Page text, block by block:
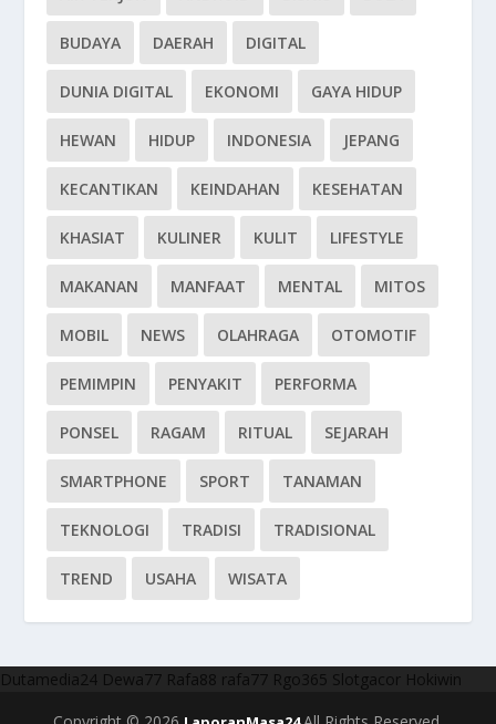
BUDAYA DAERAH DIGITAL
DUNIA DIGITAL EKONOMI GAYA HIDUP
HEWAN HIDUP INDONESIA JEPANG
KECANTIKAN KEINDAHAN KESEHATAN
KHASIAT KULINER KULIT LIFESTYLE
MAKANAN MANFAAT MENTAL MITOS
MOBIL NEWS OLAHRAGA OTOMOTIF
PEMIMPIN PENYAKIT PERFORMA
PONSEL RAGAM RITUAL SEJARAH
SMARTPHONE SPORT TANAMAN
TEKNOLOGI TRADISI TRADISIONAL
TREND USAHA WISATA
Dutamedia24 Dewa77 Rafa88 rafa77 Rgo365 Slotgacor Hokiwin